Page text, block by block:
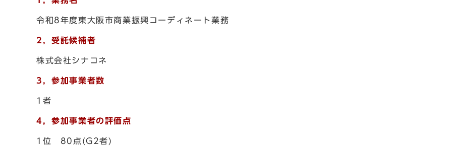
令和8年度東大阪市商業振興コーディネート業務
2，受託候補者
株式会社シナコネ
3，参加事業者数
1者
4，参加事業者の評価点
1位 80点(G2者)